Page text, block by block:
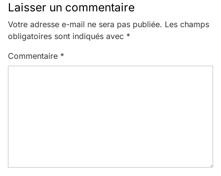
Laisser un commentaire
Votre adresse e-mail ne sera pas publiée. Les champs
obligatoires sont indiqués avec *
Commentaire *